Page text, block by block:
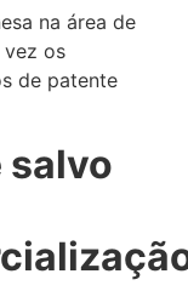
na área de
vez os
de patente
salvo